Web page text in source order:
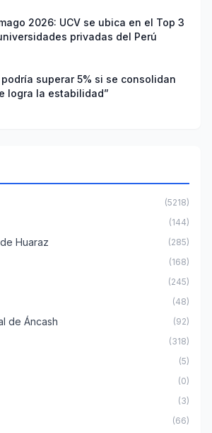
2026: UCV se ubica en el Top 3
privadas del Perú
podría superar 5% si se consolidan
logra la estabilidad”
(5218)
(144)
Huaraz (285)
(168)
(245)
(48)
de Áncash (92)
(318)
(5)
(0)
(3)
(66)